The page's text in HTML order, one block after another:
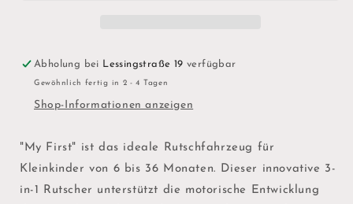
Abholung bei Lessingstraße 19 verfügbar
Gewöhnlich fertig in 2 - 4 Tagen
Shop-Informationen anzeigen
"My First" ist das ideale Rutschfahrzeug für
Kleinkinder von 6 bis 36 Monaten. Dieser innovative 3-
in-1 Rutscher unterstützt die motorische Entwicklung